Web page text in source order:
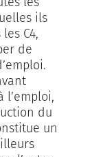
ils
C4,
de
l’emploi,
du
un